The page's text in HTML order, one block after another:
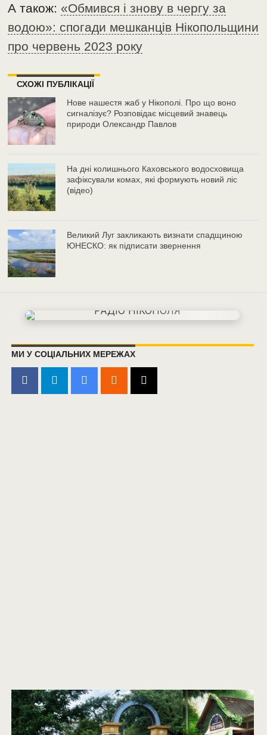
А також:«Обмився і знову в чергу за
водою»: спогади мешканців Нікопольщини
про червень 2023 року
СХОЖІ ПУБЛІКАЦІЇ
Нове нашестя жаб у Нікополі. Про що воно
сигналізує? Розповідає місцевий знавець
природи Олександр Павлов
На дні колишнього Каховського водосховища
зафіксували комах, які формують новий ліс
(відео)
Великий Луг закликають визнати спадщиною
ЮНЕСКО: як підписати звернення
МИ У СОЦІАЛЬНИХ МЕРЕЖАХ